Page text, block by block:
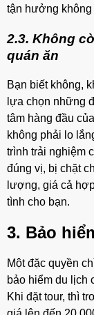
tận hưởng không
2.3. Không
quán ăn
Bạn biết không,
lựa chọn những
tâm hàng đầu
không phải lo
trình trải nghiệm
đúng vị, bị chặt
lượng, giá cả
tình cho bạn.
3. Bảo
Một đặc quyền
bảo hiểm du lịch
Khi đặt tour, thì